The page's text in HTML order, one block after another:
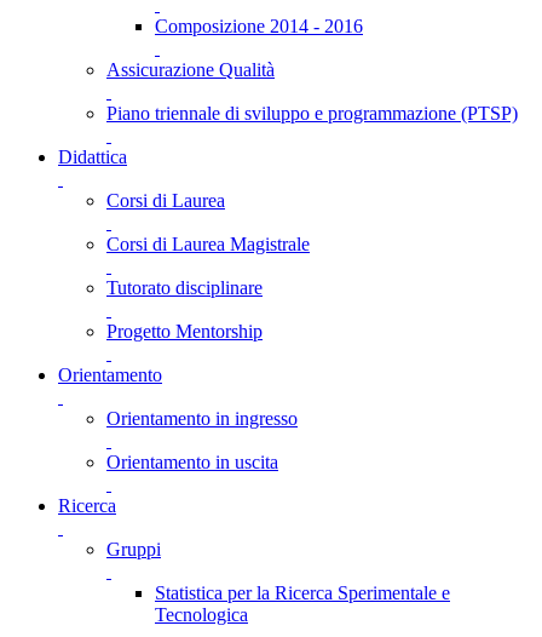
Composizione 2014 - 2016
Assicurazione Qualità
Piano triennale di sviluppo e programmazione (PTSP)
Didattica
Corsi di Laurea
Corsi di Laurea Magistrale
Tutorato disciplinare
Progetto Mentorship
Orientamento
Orientamento in ingresso
Orientamento in uscita
Ricerca
Gruppi
Statistica per la Ricerca Sperimentale e
Tecnologica